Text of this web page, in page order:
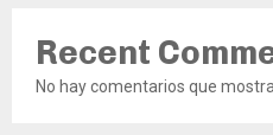
Recent
No hay comentarios que